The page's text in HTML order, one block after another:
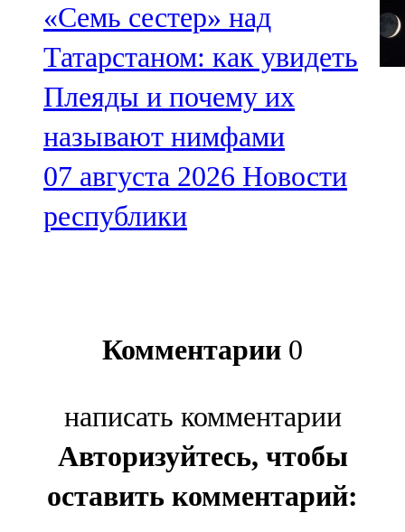
«Семь сестер» над
Татарстаном: как увидеть
Плеяды и почему их
называют нимфами
07 августа 2026 Новости
республики
Комментарии 0
написать комментарии
Авторизуйтесь, чтобы
оставить комментарий: